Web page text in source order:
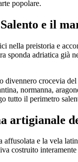
popolare.
e il
nella preistoria e
sponda adriatica
divennero crocevia
normanna,
tutto il perimetro
artigianale
affusolata e la vela
costruito